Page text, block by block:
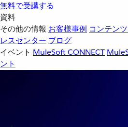
無料で受講する
資料
その他の情報 お客様事例 コンテン
レスセンター ブログ
イベント MuleSoft CONNECT
ント